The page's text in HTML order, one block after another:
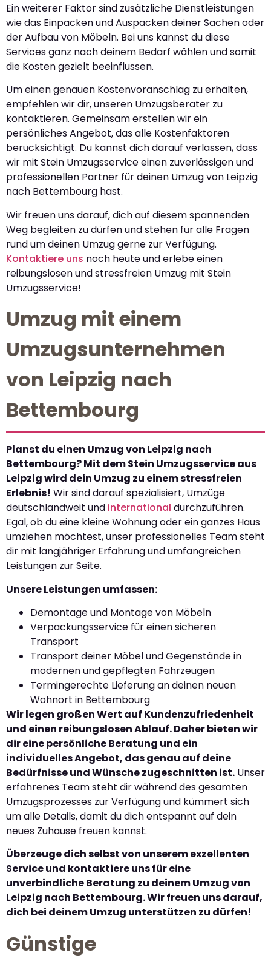
Ein weiterer Faktor sind zusätzliche Dienstleistungen
wie das Einpacken und Auspacken deiner Sachen oder
der Aufbau von Möbeln. Bei uns kannst du diese
Services ganz nach deinem Bedarf wählen und somit
die Kosten gezielt beeinflussen.
Um einen genauen Kostenvoranschlag zu erhalten,
empfehlen wir dir, unseren Umzugsberater zu
kontaktieren. Gemeinsam erstellen wir ein
persönliches Angebot, das alle Kostenfaktoren
berücksichtigt. Du kannst dich darauf verlassen, dass
wir mit Stein Umzugsservice einen zuverlässigen und
professionellen Partner für deinen Umzug von Leipzig
nach Bettembourg hast.
Wir freuen uns darauf, dich auf diesem spannenden
Weg begleiten zu dürfen und stehen für alle Fragen
rund um deinen Umzug gerne zur Verfügung.
Kontaktiere uns noch heute und erlebe einen
reibungslosen und stressfreien Umzug mit Stein
Umzugsservice!
Umzug mit einem
Umzugsunternehmen
von Leipzig nach
Bettembourg
Planst du einen Umzug von Leipzig nach
Bettembourg? Mit dem Stein Umzugsservice aus
Leipzig wird dein Umzug zu einem stressfreien
Erlebnis! Wir sind darauf spezialisiert, Umzüge
deutschlandweit und international durchzuführen.
Egal, ob du eine kleine Wohnung oder ein ganzes Haus
umziehen möchtest, unser professionelles Team steht
dir mit langjähriger Erfahrung und umfangreichen
Leistungen zur Seite.
Unsere Leistungen umfassen:
Demontage und Montage von Möbeln
Verpackungsservice für einen sicheren
Transport
Transport deiner Möbel und Gegenstände in
modernen und gepflegten Fahrzeugen
Termingerechte Lieferung an deinen neuen
Wohnort in Bettembourg
Wir legen großen Wert auf Kundenzufriedenheit
und einen reibungslosen Ablauf. Daher bieten wir
dir eine persönliche Beratung und ein
individuelles Angebot, das genau auf deine
Bedürfnisse und Wünsche zugeschnitten ist. Unser
erfahrenes Team steht dir während des gesamten
Umzugsprozesses zur Verfügung und kümmert sich
um alle Details, damit du dich entspannt auf dein
neues Zuhause freuen kannst.
Überzeuge dich selbst von unserem exzellenten
Service und kontaktiere uns für eine
unverbindliche Beratung zu deinem Umzug von
Leipzig nach Bettembourg. Wir freuen uns darauf,
dich bei deinem Umzug unterstützen zu dürfen!
Günstige